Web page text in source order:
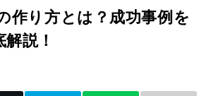
作り方とは？成功事例を
説！